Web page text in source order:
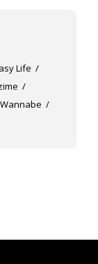
Life
Wannabe